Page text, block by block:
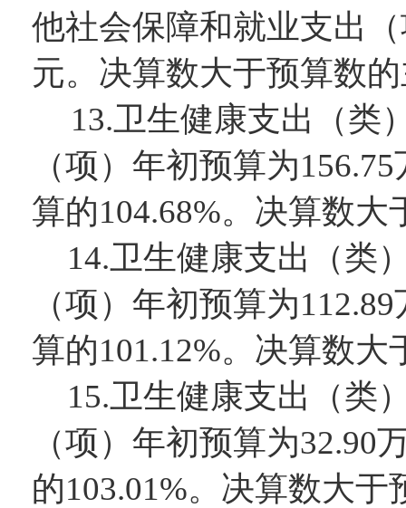
他社会保障和就业支出
元。决算数大于预算数
13.卫生健康支出（类
（项） 年初预算为156.75
算的104.68%。决算数大
14.卫生健康支出（类
（项） 年初预算为112.89
算的101.12%。决算数大
15.卫生健康支出（类
（项） 年初预算为32.90
的103.01%。决算数大于